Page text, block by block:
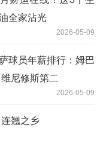
全家沾光
2026-05-09
球员年薪排行：姆巴
尼修斯第二
2026-05-09
翘之乡